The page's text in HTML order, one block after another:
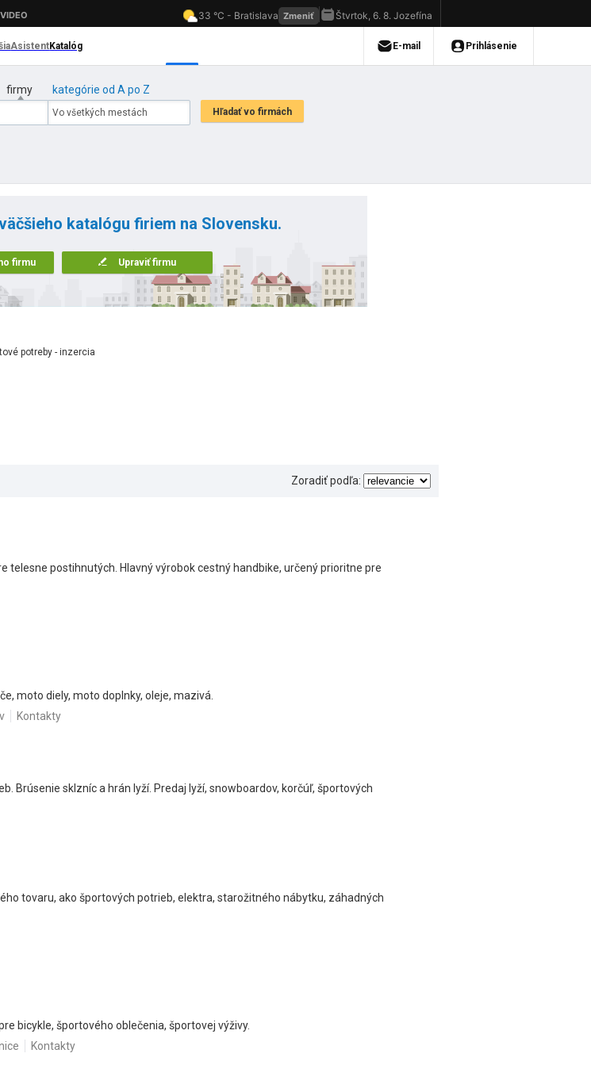
firmy kategórie od A po Z
katalógu firiem na Slovensku.
firmu Upraviť firmu
potreby - inzercia
Zoradiť podľa:
telesne postihnutých. Hlavný výrobok cestný handbike, určený prioritne pre
moto diely, moto doplnky, oleje, mazivá.
Kontakty
Brúsenie sklzníc a hrán lyží. Predaj lyží, snowboardov, korčúľ, športových
tovaru, ako športových potrieb, elektra, starožitného nábytku, záhadných
bicykle, športového oblečenia, športovej výživy.
Kontakty